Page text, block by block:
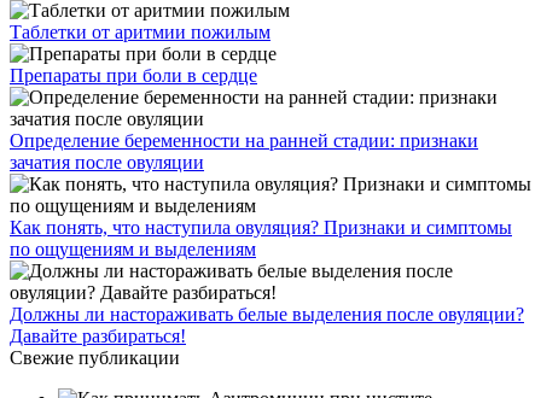
Таблетки от аритмии пожилым
Препараты при боли в сердце
Определение беременности на ранней стадии: признаки
зачатия после овуляции
Как понять, что наступила овуляция? Признаки и симптомы
по ощущениям и выделениям
Должны ли настораживать белые выделения после овуляции?
Давайте разбираться!
Свежие публикации